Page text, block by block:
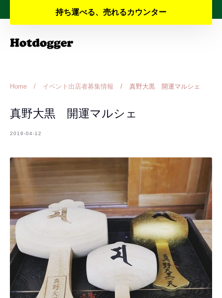
to
夏季休業と納期のお知らせ
Home / イベント出店者募集情報 / 真野大黒 開運マルシェ
真野大黒 開運マルシェ
2019-04-12
持ち運べる、売れるカウンター